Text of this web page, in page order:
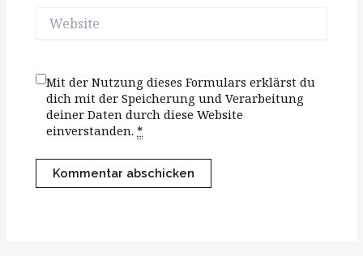
Website
Mit der Nutzung dieses Formulars erklärst du
dich mit der Speicherung und Verarbeitung
deiner Daten durch diese Website
einverstanden.*